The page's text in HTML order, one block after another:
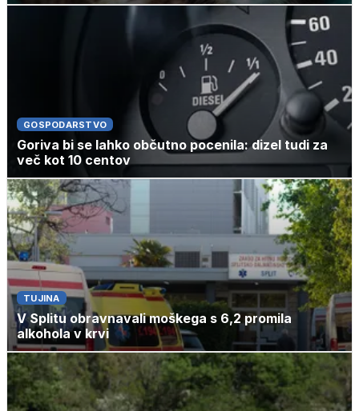
GOSPODARSTVO
Goriva bi se lahko občutno pocenila: dizel tudi za
več kot 10 centov
TUJINA
V Splitu obravnavali moškega s 6,2 promila
alkohola v krvi